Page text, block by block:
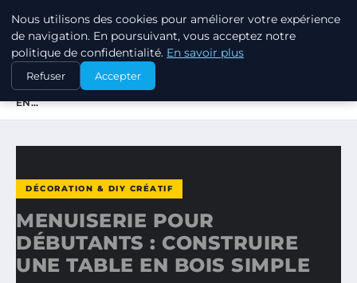
JARDINOTOP
ACCUEIL
DÉCORATION & DIY CRÉATIF
MENUISERIE POUR DÉBUTANTS : CONSTRUIRE UNE TABLE
EN…
DÉCORATION & DIY CRÉATIF
MENUISERIE POUR
DÉBUTANTS : CONSTRUIRE
UNE TABLE EN BOIS SIMPLE
Nous utilisons des cookies pour améliorer votre expérience
de navigation. En poursuivant, vous acceptez notre
politique de confidentialité. En savoir plus
Refuser Accepter